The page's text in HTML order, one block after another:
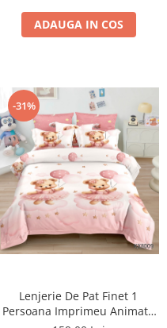
ADAUGA IN COS
-31%
Lenjerie De Pat Finet 1
Persoana Imprimeu Animat -